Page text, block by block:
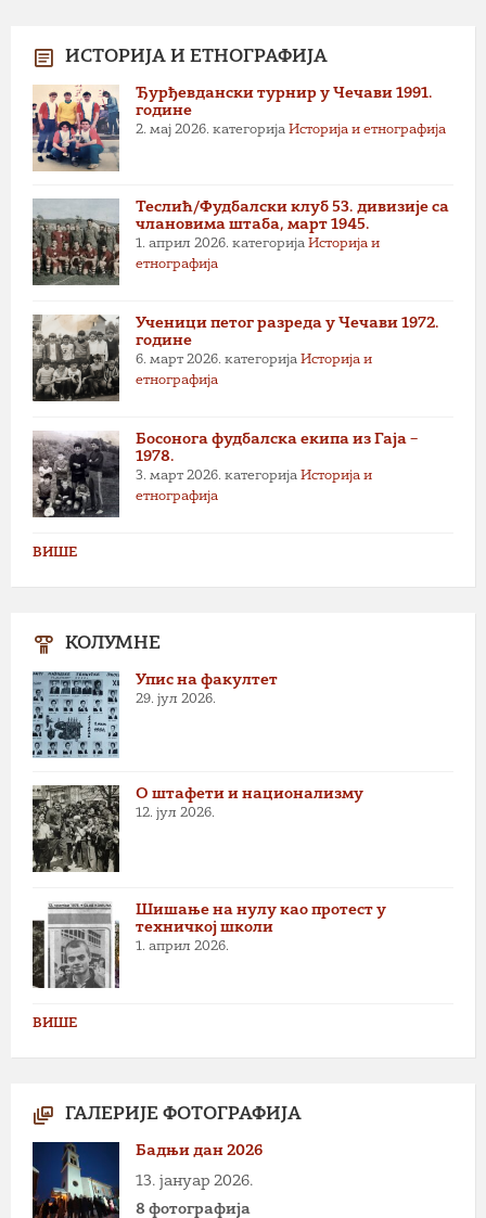
ИСТОРИЈА И ЕТНОГРАФИЈА
Ђурђевдански турнир у Чечави 1991.
године
2. мај 2026. категорија Историја и етнографија
Теслић/Фудбалски клуб 53. дивизије са
члановима штаба, март 1945.
1. април 2026. категорија Историја и
етнографија
Ученици петог разреда у Чечави 1972.
године
6. март 2026. категорија Историја и
етнографија
Босонога фудбалска екипа из Гаја –
1978.
3. март 2026. категорија Историја и
етнографија
ВИШЕ
КОЛУМНЕ
Упис на факултет
29. јул 2026.
О штафети и национализму
12. јул 2026.
Шишање на нулу као протест у
техничкој школи
1. април 2026.
ВИШЕ
ГАЛЕРИЈЕ ФОТОГРАФИЈА
Бадњи дан 2026
13. јануар 2026.
8 фотографија